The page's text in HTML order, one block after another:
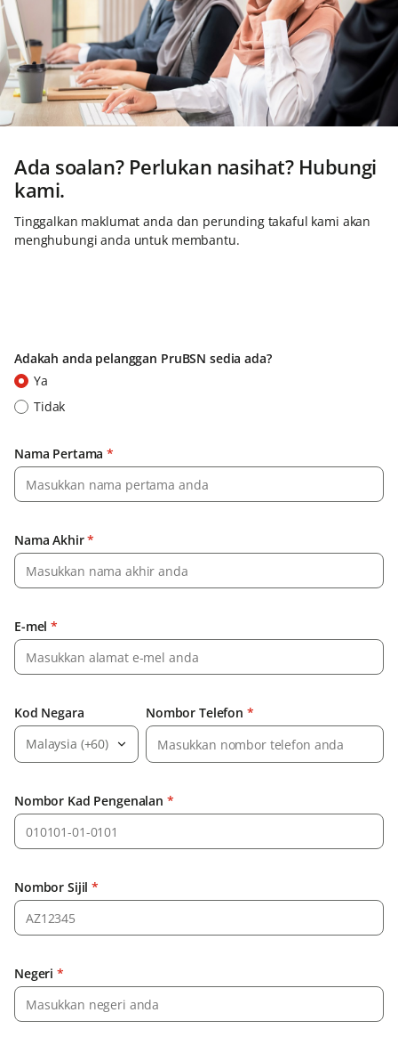
Ada soalan? Perlukan nasihat? Hubungi
kami.
Tinggalkan maklumat anda dan perunding takaful kami akan
menghubungi anda untuk membantu.
Adakah anda pelanggan PruBSN sedia ada?
Ya
Tidak
Nama Pertama *
Nama Akhir*
E-mel *
Kod Negara
Malaysia (+60)
Nombor Telefon *
Nombor Kad Pengenalan *
Nombor Sijil *
Negeri *